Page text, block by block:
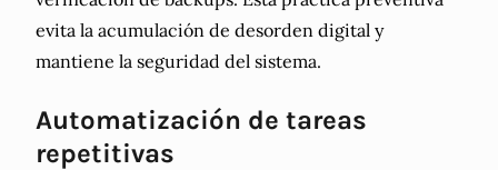
evita la acumulación de desorden digital y
mantiene la seguridad del sistema.
Automatización de tareas
repetitivas